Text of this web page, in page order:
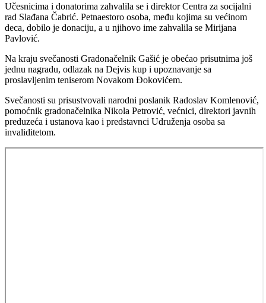
Učesnicima i donatorima zahvalila se i direktor Centra za socijalni
rad Slađana Čabrić. Petnaestoro osoba, među kojima su većinom
deca, dobilo je donaciju, a u njihovo ime zahvalila se Mirijana
Pavlović.
Na kraju svečanosti Gradonačelnik Gašić je obećao prisutnima još
jednu nagradu, odlazak na Dejvis kup i upoznavanje sa
proslavljenim teniserom Novakom Đokovićem.
Svečanosti su prisustvovali narodni poslanik Radoslav Komlenović,
pomoćnik gradonačelnika Nikola Petrović, većnici, direktori javnih
preduzeća i ustanova kao i predstavnci Udruženja osoba sa
invaliditetom.